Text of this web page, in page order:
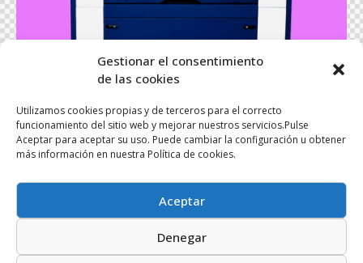
Gestionar el consentimiento
de las cookies
Utilizamos cookies propias y de terceros para el correcto
funcionamiento del sitio web y mejorar nuestros servicios.Pulse
Aceptar para aceptar su uso. Puede cambiar la configuración u obtener
más información en nuestra Política de cookies.
Aceptar
Denegar
Widlaser C700
Productos
Roland TrueVIS MG 640